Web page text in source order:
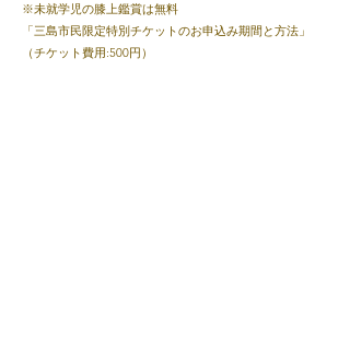
※未就学児の膝上鑑賞は無料
「三島市民限定特別チケットのお申込み期間と方法」
（チケット費用:500円）